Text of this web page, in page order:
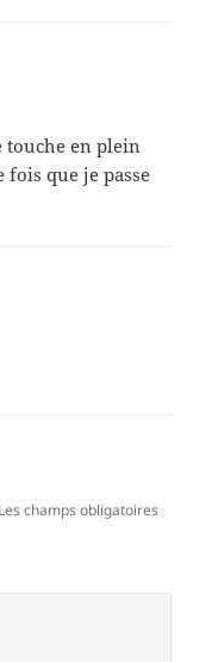
touche en plein
fois que je passe
Les champs obligatoires